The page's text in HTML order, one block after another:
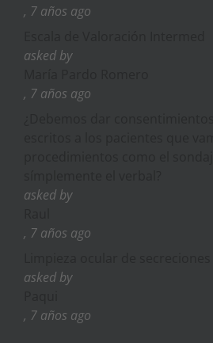
, 7 años ago
asked by
, 7 años ago
asked by
, 7 años ago
asked by
, 7 años ago